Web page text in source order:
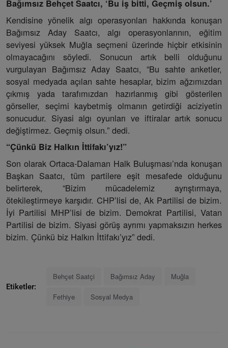
Bağımsız Behçet Saatcı, ‘Bu iş bitti, Geçmiş olsun.’
Kendisine yönelik algı operasyonları hakkında konuşan
Bağımsız Aday Saatcı, algı operasyonlarının, eğitim
seviyesi yüksek Muğla seçmeni üzerinde hiçbir etkisinin
olmayacağını söyledi. Sonucun artık belli olduğunu
vurgulayan Bağımsız Aday Saatcı, “Bu sahte anketler,
sosyal medyada açılan sahte hesaplar, bizim ağzımızdan
çıkmış yada tarafımızdan hazırlanmış gibi gösterilen
görseller, seçimi kaybetmiş olmanın getirdiği aciziyetin
sonucudur. Siyasi algı oyunları ve iftiralar artık sonucu
değiştirmez. Geçmiş olsun.” dedi.
“Çünkü Biz Halkın İttifakı’yız!”
Son olarak Ortaca-Dalaman Halk Buluşması’nda konuşan
Başkan Saatcı, tüm partilere eşit mesafede olduğunu
belirterek, “Bizim mücadelemiz ayrıştırmaya,
ötekileştirmeye karşıdır. CHP’lisi de, Ak Partilisi de bizim.
İyi Partilisi MHP’lisi de bizim. Demokrat Partilisi, Vatan
Partilisi de bizim. Siyasi görüş ayrımı yapmaksızın herkes
bizim. Çünkü biz Halkın İttifakı’yız” dedi.
Etiketler:
Behçet Saatçi Bağımsız Aday Muğla
Fethiye Sosyal Medya